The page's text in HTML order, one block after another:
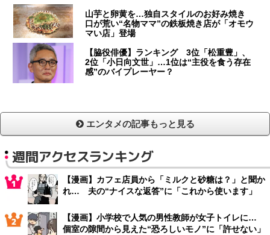
山芋と卵黄を…独自スタイルのお好み焼き
口が荒い“名物ママ”の鉄板焼き店が「オモウ
マい店」登場
【脇役俳優】ランキング 3位「松重豊」、
2位「小日向文世」…1位は“主役を食う存在
感”のバイプレーヤー？
エンタメの記事もっと見る
週間アクセスランキング
【漫画】カフェ店員から「ミルクと砂糖は？」と聞か
れ… 夫の“ナイスな返答”に「これから使います」
【漫画】小学校で人気の男性教師が女子トイレに…
個室の隙間から見えた“恐ろしいモノ”に「許せない」